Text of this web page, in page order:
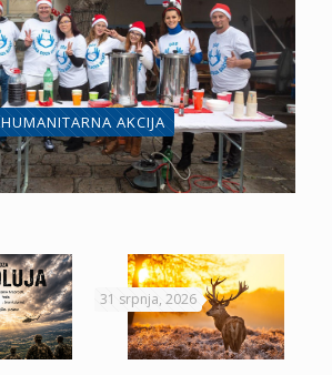
HUMANITARNA AKCIJA
31 srpnja, 2026